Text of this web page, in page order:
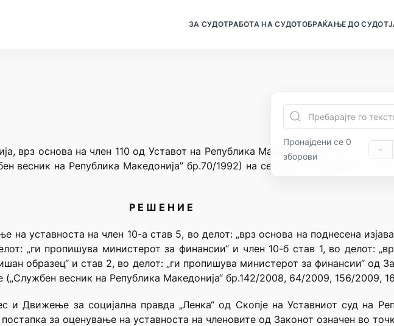
ЗА СУДОТРАБОТА НА СУДОТОБРАЌАЊЕ ДО СУДОТ
Пронајдени се 0
зборови
врз основа на член 110 од Уставот на Република Македонија и член 71 од
весник на Република Македонија” бр.70/1992) на седницата одржана на 18
Р Е Ш Е Н И Е
на уставноста на член 10-а став 5, во делот: „врз основа на поднесена
„ги пропишува министерот за финансии“ и член 10-б став 1, во делот:
образец“ и став 2, во делот: „ги пропишува министерот за финансии“ од
весник на Република Македонија“ бр.142/2008, 64/2009, 156/2009,
и Движење за социјална правда „Ленка“ од Скопје на Уставниот суд на
за оценување на уставноста на членовите од Законот означен во